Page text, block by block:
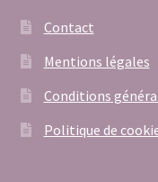
Contact
Mentions légales
Conditions
Politique de